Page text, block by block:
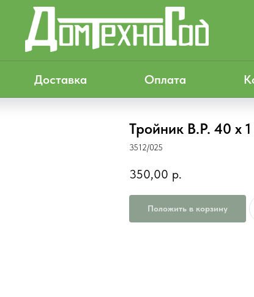
Доставка Оплата
Тройник В.Р. 40 х
3512/025
350,00 р.
Положить в корзину